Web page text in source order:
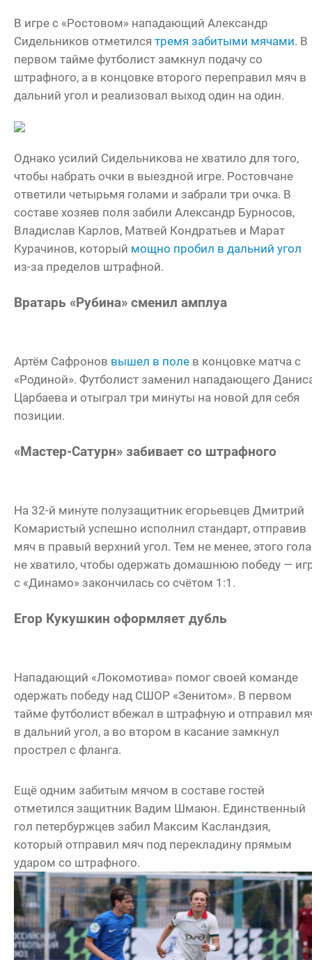
В игре с «Ростовом» нападающий Александр
Сидельников отметился тремя забитыми мячами. В
первом тайме футболист замкнул подачу со
штрафного, а в концовке второго переправил мяч в
дальний угол и реализовал выход один на один.
Однако усилий Сидельникова не хватило для того,
чтобы набрать очки в выездной игре. Ростовчане
ответили четырьмя голами и забрали три очка. В
составе хозяев поля забили Александр Бурносов,
Владислав Карлов, Матвей Кондратьев и Марат
Курачинов, который мощно пробил в дальний угол
из-за пределов штрафной.
Вратарь «Рубина» сменил амплуа
Артём Сафронов вышел в поле в концовке матча с
«Родиной». Футболист заменил нападающего
Царбаева и отыграл три минуты на новой для себя
позиции.
«Мастер-Сатурн» забивает со штрафного
На 32-й минуте полузащитник егорьевцев Дмитрий
Комаристый успешно исполнил стандарт, отправив
мяч в правый верхний угол. Тем не менее, этого гола
не хватило, чтобы одержать домашнюю победу —
с «Динамо» закончилась со счётом 1:1.
Егор Кукушкин оформляет дубль
Нападающий «Локомотива» помог своей команде
одержать победу над СШОР «Зенитом». В первом
тайме футболист вбежал в штрафную и отправил
в дальний угол, а во втором в касание замкнул
прострел с фланга.
Ещё одним забитым мячом в составе гостей
отметился защитник Вадим Шмаюн. Единственный
гол петербуржцев забил Максим Касландзия,
который отправил мяч под перекладину прямым
ударом со штрафного.